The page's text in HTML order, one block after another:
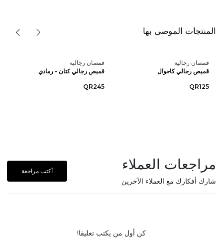
المنتجات الموصى بها
قمصان رجالية
قميص رجالي كاجوال
QR125
قمصان رجالية
قميص رجالي كتان - رمادي
QR245
مراجعات العملاء
شارك أفكارك مع العملاء الآخرين
أكتب مراجعة
كن أول من يكتب تعليقا!